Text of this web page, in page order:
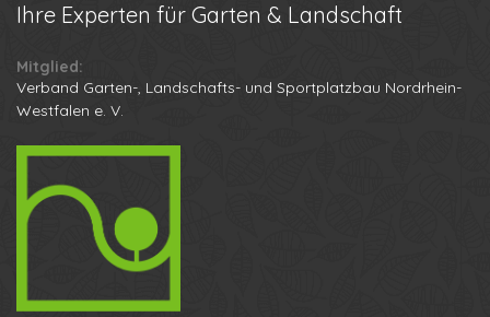
Ihre Experten für Garten & Landschaft
Mitglied:
Verband Garten-, Landschafts- und Sportplatzbau Nordrhein-
Westfalen e. V.